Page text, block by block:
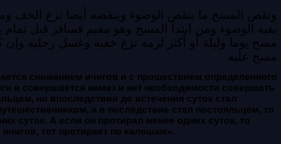
ونقض المسح ما ينقض الوضوء وينقضه أيضا نزع الخف
بقيه الوضوء ومن ابتدأ المسح وهو مقيم فسافر قبل تمام
مسح يوما وليلة أو أكثر لزمه نزع خفيه وغسل رجليه
مسح عليه
сниманием ичигов и с прошествием определенного
и совершается намаз и нет необходимости совершать
но впоследствии до истечения суток стал
а в последствие стал постояльцем, то
суток. А если он протирал менее одних суток, то
тот протирает по калошам».